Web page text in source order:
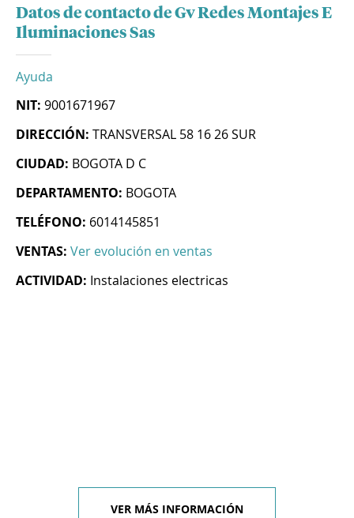
Datos de contacto de Gv Redes Montajes E
Iluminaciones Sas
Ayuda
NIT: 9001671967
DIRECCIÓN: TRANSVERSAL 58 16 26 SUR
CIUDAD: BOGOTA D C
DEPARTAMENTO: BOGOTA
TELÉFONO: 6014145851
VENTAS: Ver evolución en ventas
ACTIVIDAD: Instalaciones electricas
VER MÁS INFORMACIÓN